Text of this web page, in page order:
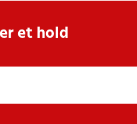
et hold